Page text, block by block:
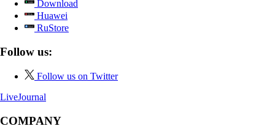
Download
Huawei
RuStore
Follow us:
Follow us on Twitter
LiveJournal
COMPANY